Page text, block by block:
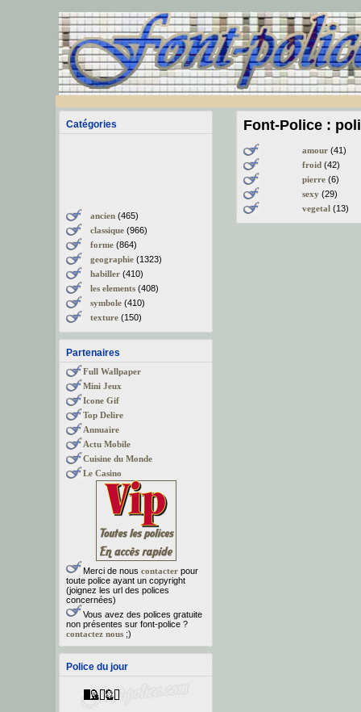
Catégories
ancien(465)
classique(966)
forme(864)
geographie(1323)
habiller(410)
les elements(408)
symbole(410)
texture(150)
Partenaires
Full Wallpaper
Mini Jeux
Icone Gif
Top Delire
Annuaire
Actu Mobile
Cuisine du Monde
Le Casino
Merci de nous contacterpour
toute police ayant un copyright
(joignez les url des polices
concernées)
Vous avez des polices gratuite
non présentes sur font-police ?
contactez nous;)
Police du jour
Font-Police :
amour(41)
froid(42)
pierre(6)
sexy(29)
vegetal(13)